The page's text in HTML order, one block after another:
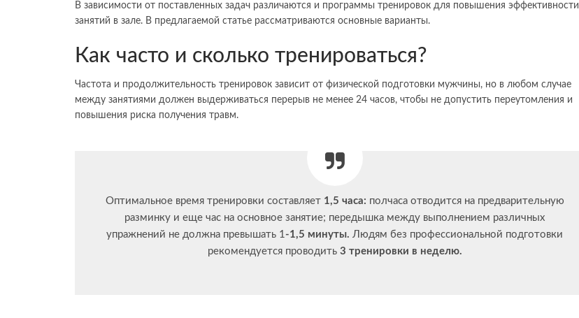
В зависимости от поставленных задач различаются и программы тренировок для повышения эффективности
занятий в зале. В предлагаемой статье рассматриваются основные варианты.
Как часто и сколько тренироваться?
Частота и продолжительность тренировок зависит от физической подготовки мужчины, но в любом случае
между занятиями должен выдерживаться перерыв не менее 24 часов, чтобы не допустить переутомления и
повышения риска получения травм.
Оптимальное время тренировки составляет 1,5 часа: полчаса отводится на предварительную
разминку и еще час на основное занятие; передышка между выполнением различных
упражнений не должна превышать 1-1,5 минуты. Людям без профессиональной подготовки
рекомендуется проводить 3 тренировки в неделю.